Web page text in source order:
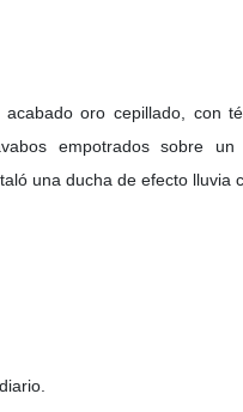
oro cepillado, con
empotrados sobre
una ducha de efecto lluvia